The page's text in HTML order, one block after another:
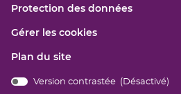
fenêtre)
une
fenêtre)
Protection des données(ouvre
Gérer les cookies
Plan du site
Version contrastée ( Désactivé)